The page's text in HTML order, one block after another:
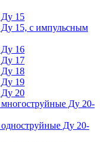
Ду 15
15, с импульсным
Ду 16
Ду 17
Ду 18
Ду 19
Ду 20
Ду 20-
Ду 20-